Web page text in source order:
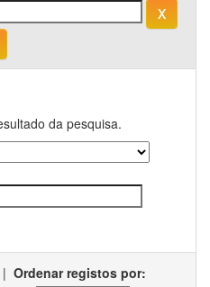
da pesquisa.
| Ordenar registos por: